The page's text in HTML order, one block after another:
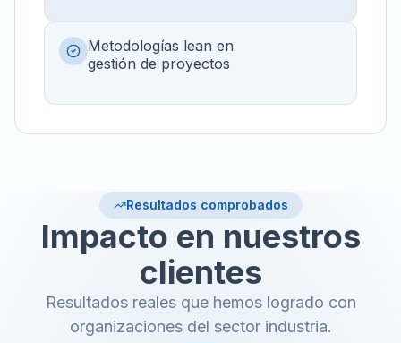
Metodologías lean en
gestión de proyectos
Resultados comprobados
Impacto en nuestros
clientes
Resultados reales que hemos logrado con
organizaciones del sector industria.